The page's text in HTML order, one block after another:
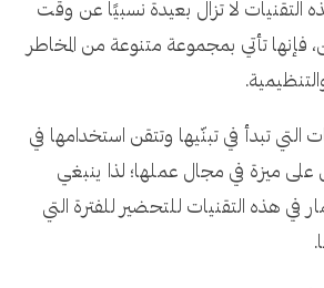
التقنيات لا تزال بعيدة نسبيًا عن وقت
فإنها تأتي بمجموعة متنوعة من المخاطر
تبدأ في تبنّيها وتتقن استخدامها في
ميزة في مجال عملها؛ لذا ينبغي
في هذه التقنيات للتحضير للفترة التي